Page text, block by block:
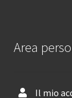
Area
Il mio